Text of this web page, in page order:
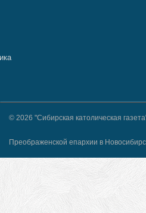
© 2026 "Сибирская католическая
Преображенской епархии в